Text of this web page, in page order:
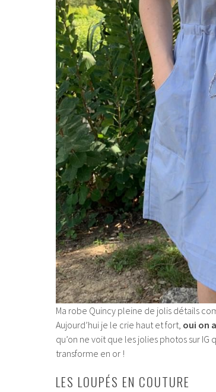
Ma robe Quincy pleine de jolis détails
Aujourd’hui je le crie haut et fort, oui on
qu’on ne voit que les jolies photos sur
transforme en or !
LES LOUPÉS EN COUTURE